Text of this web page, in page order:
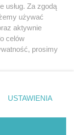
usług. Za zgodą
używać
aktywnie
celów
prosimy
rogu strony
nie wymagają
USTAWIENIA